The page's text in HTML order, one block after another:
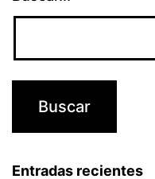
Entradas recientes